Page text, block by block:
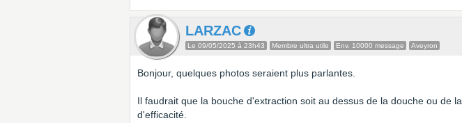
LARZAC
Le 09/05/2025 à 23h43 Membre ultra utile Env. 10000 message Aveyron
Bonjour, quelques photos seraient plus parlantes.
Il faudrait que la bouche d'extraction soit au dessus de la douche ou de la
d'efficacité.